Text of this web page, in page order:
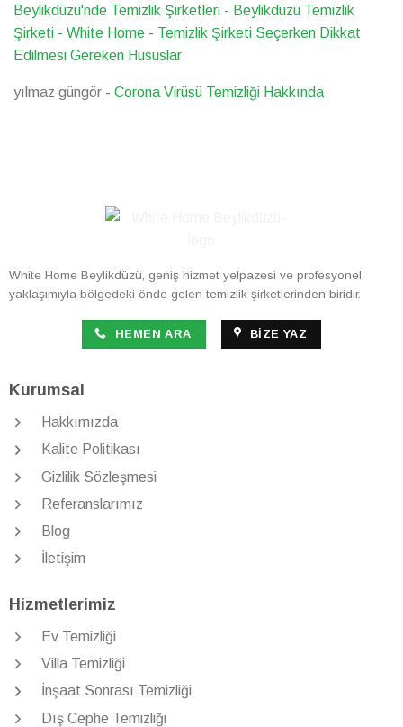
Beylikdüzü'nde Temizlik Şirketleri - Beylikdüzü Temizlik
Şirketi - White Home - Temizlik Şirketi Seçerken Dikkat
Edilmesi Gereken Hususlar
yılmaz güngör - Corona Virüsü Temizliği Hakkında
White Home Beylikdüzü, geniş hizmet yelpazesi ve profesyonel
yaklaşımıyla bölgedeki önde gelen temizlik şirketlerinden biridir.
HEMEN ARA BIZE YAZ
Kurumsal
Hakkımızda
Kalite Politikası
Gizlilik Sözleşmesi
Referanslarımız
Blog
İletişim
Hizmetlerimiz
Ev Temizliği
Villa Temizliği
İnşaat Sonrası Temizliği
Dış Cephe Temizliği